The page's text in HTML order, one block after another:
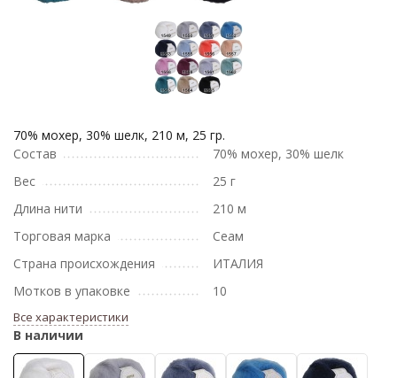
70% мохер, 30% шелк, 210 м, 25 гр.
Состав
70% мохер, 30% шелк
Вес
25 г
Длина нити
210 м
Торговая марка
Сеам
Страна происхождения
ИТАЛИЯ
Мотков в упаковке
10
Все характеристики
В наличии